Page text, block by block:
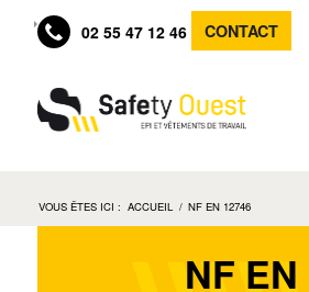
02 55 47 12 46 CONTACT
VOUS ÊTES ICI : ACCUEIL / NF EN 12746
NF EN